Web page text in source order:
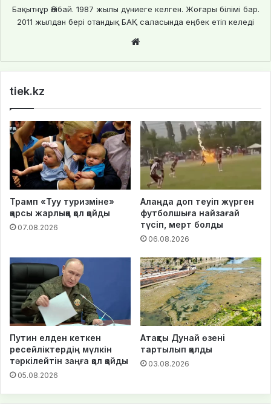
Бақытнұр Әлібай. 1987 жылы дүниеге келген. Жоғары білімі бар.
2011 жылдан бері отандық БАҚ саласында еңбек етіп келеді
te
tiek.kz
Трамп «Туу туризміне»
қарсы жарлыққа қол қойды
07.08.2026
Алаңда доп теуіп жүрген
футболшыға найзағай
түсіп, мерт болды
06.08.2026
Путин елден кеткен
ресейліктердің мүлкін
тәркілейтін заңға қол қойды
05.08.2026
Атақты Дунай өзені
тартылып қалды
03.08.2026